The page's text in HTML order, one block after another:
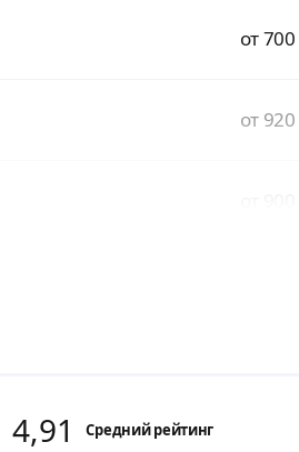
от 700
от 920
4,91 Cредний рейтинг